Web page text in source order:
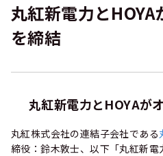
丸紅新電力と
を締結
丸紅新電力とHOYAが
丸紅株式会社の連結子会社である
締役：鈴木敦士、以下「丸紅新